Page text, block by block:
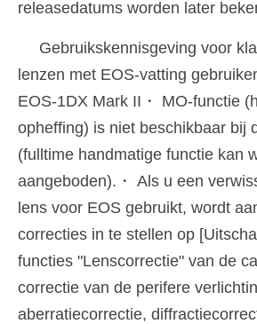
releasedatums worden later
Gebruikskennisgeving voor
lenzen met EOS-vatting
EOS-1DX Mark II・ MO-functie
opheffing) is niet beschikbaar bij
(fulltime handmatige functie kan
aangeboden).・ Als u een
lens voor EOS gebruikt, wordt
correcties in te stellen op
functies "Lenscorrectie" van de
correctie van de perifere
aberratiecorrectie,